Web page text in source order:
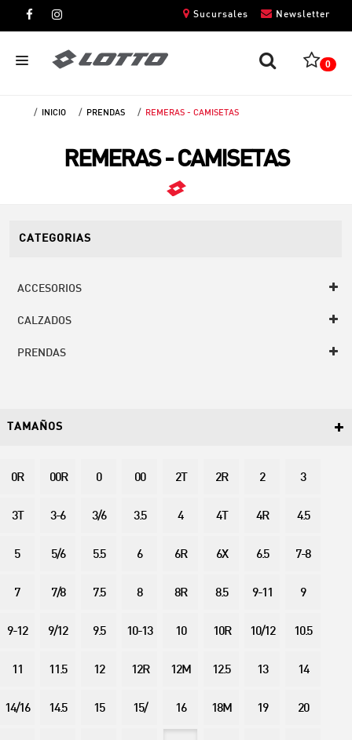
Newsletter
Sucursales
0
INICIO PRENDAS REMERAS - CAMISETAS
REMERAS - CAMISETAS
CATEGORIAS
ACCESORIOS
CALZADOS
PRENDAS
TAMAÑOS
0R 00R 0 00 2T 2R 2 3
3T 3-6 3/6 3.5 4 4T 4R 4.5
5 5/6 5.5 6 6R 6X 6.5 7-8
7 7/8 7.5 8 8R 8.5 9-11 9
9-12 9/12 9.5 10-13 10 10R 10/12 10.5
11 11.5 12 12R 12M 12.5 13 14
14/16 14.5 15 15/ 16 18M 19 20